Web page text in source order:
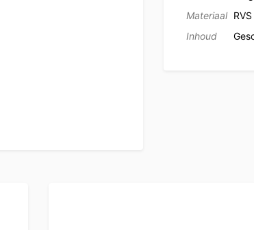
Materiaal
Inhoud